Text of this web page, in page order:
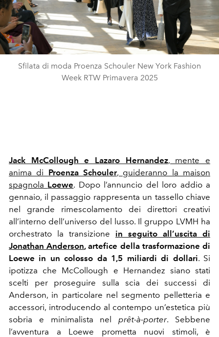
Sfilata di moda Proenza Schouler New York Fashion
Week RTW Primavera 2025
Jack McCollough e Lazaro Hernandez, mente e
anima di Proenza Schouler, guideranno la maison
spagnola Loewe. Dopo l’annuncio del loro addio a
gennaio, il passaggio rappresenta un tassello chiave
nel grande rimescolamento dei direttori creativi
all’interno dell’universo del lusso. Il gruppo LVMH ha
orchestrato la transizione
in seguito all’uscita di
Jonathan Anderson, artefice della trasformazione di
Loewe in un colosso da 1,5 miliardi di dollari. Si
ipotizza che McCollough e Hernandez siano stati
scelti per proseguire sulla scia dei successi di
Anderson, in particolare nel segmento pelletteria e
accessori, introducendo al contempo un’estetica più
sobria e minimalista nel prêt-à-porter. Sebbene
l’avventura a Loewe prometta nuovi stimoli, è